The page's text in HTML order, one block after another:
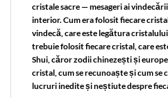
cristale sacre — mesageri ai
interior. Cum era folosit fiecare
vindecă, care este legătura
trebuie folosit fiecare cristal, care
Shui, căror zodii chinezești și
cristal, cum se recunoaște și cum
lucruri inedite și neștiute despre